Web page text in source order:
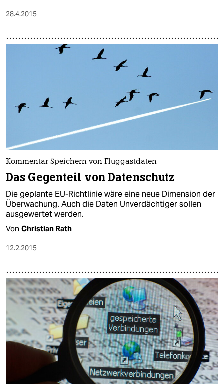
28.4.2015
Kommentar Speichern von Fluggastdaten
Das Gegenteil von Datenschutz
Die geplante EU-Richtlinie wäre eine neue Dimension der
Überwachung. Auch die Daten Unverdächtiger sollen
ausgewertet werden.
Von Christian Rath
12.2.2015